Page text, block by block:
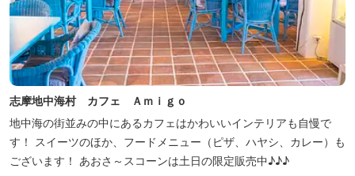
志摩地中海村 カフェ Ａｍｉｇｏ
地中海の街並みの中にあるカフェはかわいいインテリアも自慢で
す！ スイーツのほか、フードメニュー（ピザ、ハヤシ、カレー）も
ございます！ あおさ～スコーンは土日の限定販売中♪♪♪